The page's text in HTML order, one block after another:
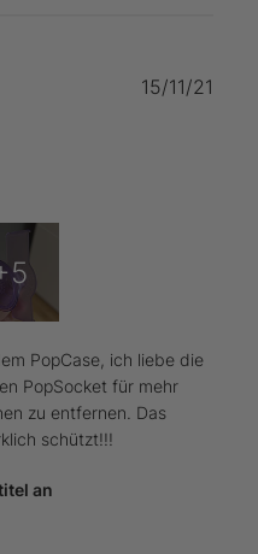
PopCase, ich liebe die
PopSocket für mehr
zu entfernen. Das
schützt!!!
an
15/11/21